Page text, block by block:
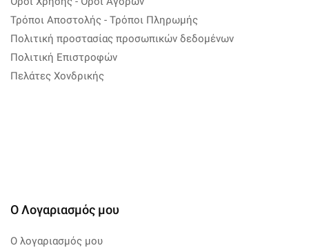
Τρόποι Αποστολής - Τρόποι Πληρωμής
Πολιτική προστασίας προσωπικών δεδομένων
Πολιτική Επιστροφών
Πελάτες Χονδρικής
Ο Λογαριασμός μου
Ο λογαριασμός μου